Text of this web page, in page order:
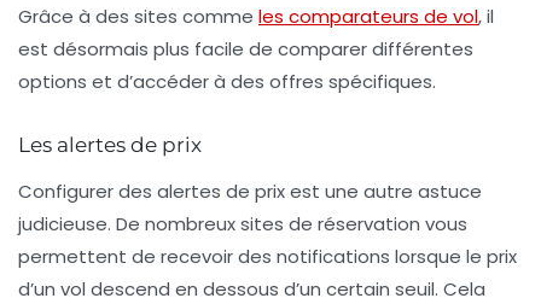
Grâce à des sites comme les comparateurs de vol, il
est désormais plus facile de comparer différentes
options et d’accéder à des offres spécifiques.
Les alertes de prix
Configurer des alertes de prix est une autre astuce
judicieuse. De nombreux sites de réservation vous
permettent de recevoir des notifications lorsque le prix
d’un vol descend en dessous d’un certain seuil. Cela